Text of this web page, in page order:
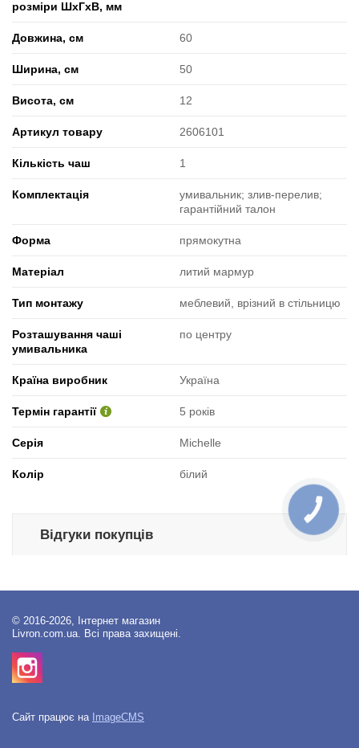
розміри ШхГхВ, мм
Довжина, см 60
Ширина, см 50
Висота, см 12
Артикул товару 2606101
Кількість чаш 1
Комплектація
умивальник; злив-перелив;
гарантійний талон
Форма прямокутна
Матеріал литий мармур
Тип монтажу меблевий, врізний в стільницю
Розташування чаші
умивальника
по центру
Країна виробник Україна
Термін гарантії 5 років
Серія Michelle
Колір білий
Відгуки покупців
© 2016-2026, Інтернет магазин
Livron.com.ua. Всі права захищені.
Сайт працює на ImageCMS
КНОПКА
ЗВ'ЯЗКУ